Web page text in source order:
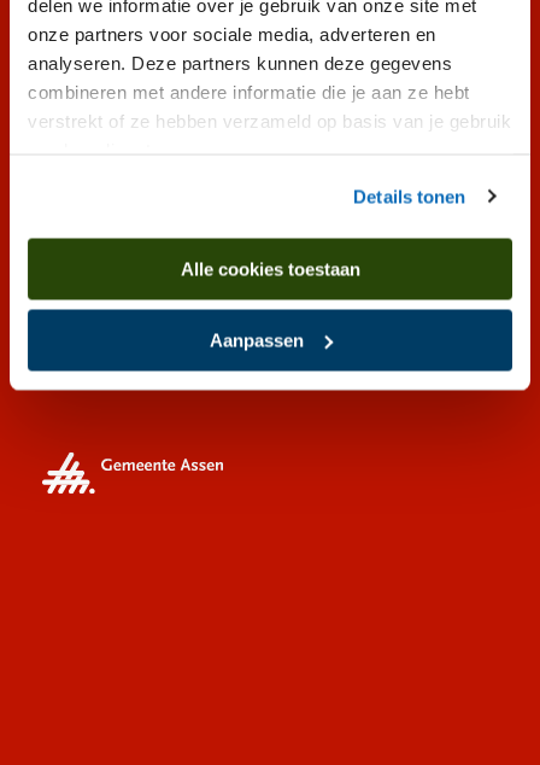
delen we informatie over je gebruik van onze site met
onze partners voor sociale media, adverteren en
analyseren. Deze partners kunnen deze gegevens
combineren met andere informatie die je aan ze hebt
verstrekt of ze hebben verzameld op basis van je gebruik
Details tonen
Alle cookies toestaan
Aanpassen
Calendar
Getting here & parking
Contact us